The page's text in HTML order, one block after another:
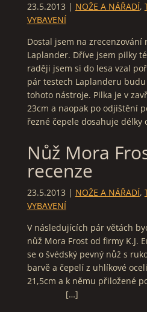
23.5.2013 | NOŽE A NÁŘADÍ,
VYBAVENÍ
Dostal jsem na zrecenzování
Laplander. Dříve jsem pilky
raději jsem si do lesa vzal
pár testech Laplanderu
tohoto nástroje. Pilka je v
23cm a naopak po odjištění
řezné čepele dosahuje délky
Nůž Mora
recenze
23.5.2013 | NOŽE A NÁŘADÍ,
VYBAVENÍ
V následujících pár větách
nůž Mora Frost od firmy K.J.
se o švédský pevný nůž s
barvě a čepelí z uhlíkové
21,5cm a k němu přiložené
[…]